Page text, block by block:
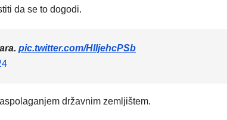
da se to dogodi.
pic.twitter.com/HlIjehcPSb
državnim zemljištem.